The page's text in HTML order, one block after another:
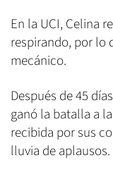
En la UCI, Celina
respirando, por lo
mecánico.
Después de 45
ganó la batalla a
recibida por sus
lluvia de aplausos.